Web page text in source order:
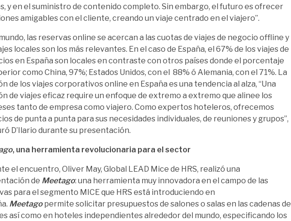
y en el suministro de contenido completo. Sin embargo, el futuro es ofrecer
amigables con el cliente, creando un viaje centrado en el viajero”.
las reservas online se acercan a las cuotas de viajes de negocio offline y
locales son los más relevantes. En el caso de España, el 67% de los viajes de
en España son locales en contraste con otros países donde el porcentaje
como China, 97%; Estados Unidos, con el 88% ó Alemania, con el 71%. La
de los viajes corporativos online en España es una tendencia al alza, “Una
de viajes eficaz require un enfoque de extremo a extremo que alinee los
tanto de empresa como viajero. Como expertos hoteleros, ofrecemos
de punta a punta para sus necesidades individuales, de reuniones y grupos”,
D’Ilario durante su presentación.
, una herramienta revolucionaria para el sector
el encuentro, Oliver May, Global LEAD Mice de HRS, realizó una
de Meetago: una herramienta muy innovadora en el campo de las
para el segmento MICE que HRS está introduciendo en
Meetagopermite solicitar presupuestos de salones o salas en las cadenas de
así como en hoteles independientes alrededor del mundo, especificando los